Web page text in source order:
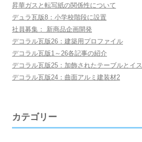
昇華ガスと転写紙の関係性について
デュラ瓦版8：小学校階段に設置
社員募集： 新商品企画開発
デコラル瓦版26：建築用プロファイル
デコラル瓦版1～26各記事の紹介
デコラル瓦版25：加飾されたテーブルとイス
デコラル瓦版24：曲面アルミ建装材2
カテゴリー